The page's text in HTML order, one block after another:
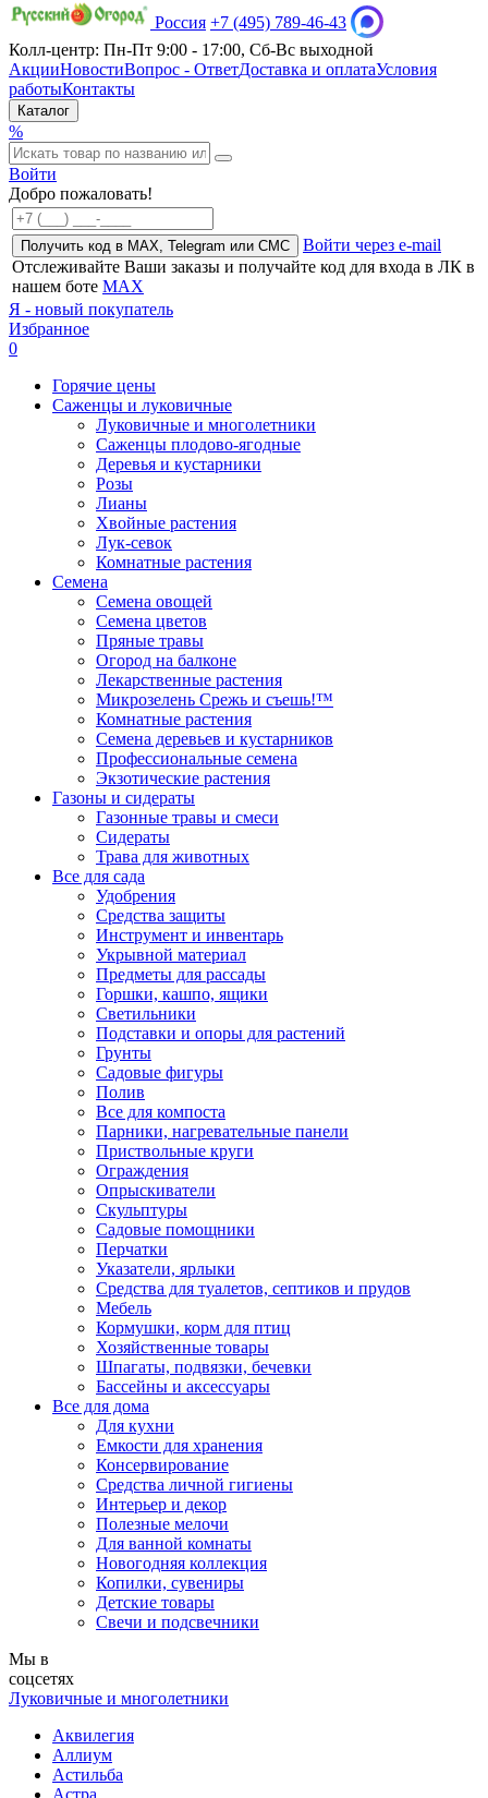
Россия +7 (495) 789-46-43
Колл-центр: Пн-Пт 9:00 - 17:00, Сб-Вс выходной
АкцииНовостиВопрос - ОтветДоставка и оплатаУсловия
работыКонтакты
Каталог
%
Войти
Добро пожаловать!
Получить код в MAX, Telegram или СМС
Войти через e-mail
Отслеживайте Ваши заказы и получайте код для входа в ЛК в
нашем боте MAX
Я - новый покупатель
Избранное
0
Горячие цены
Саженцы и луковичные
Луковичные и многолетники
Саженцы плодово-ягодные
Деревья и кустарники
Розы
Лианы
Хвойные растения
Лук-севок
Комнатные растения
Семена
Семена овощей
Семена цветов
Пряные травы
Огород на балконе
Лекарственные растения
Микрозелень Срежь и съешь!™
Комнатные растения
Семена деревьев и кустарников
Профессиональные семена
Экзотические растения
Газоны и сидераты
Газонные травы и смеси
Сидераты
Трава для животных
Все для сада
Удобрения
Средства защиты
Инструмент и инвентарь
Укрывной материал
Предметы для рассады
Горшки, кашпо, ящики
Светильники
Подставки и опоры для растений
Грунты
Садовые фигуры
Полив
Все для компоста
Парники, нагревательные панели
Приствольные круги
Ограждения
Опрыскиватели
Скульптуры
Садовые помощники
Перчатки
Указатели, ярлыки
Средства для туалетов, септиков и прудов
Мебель
Кормушки, корм для птиц
Хозяйственные товары
Шпагаты, подвязки, бечевки
Бассейны и аксессуары
Все для дома
Для кухни
Емкости для хранения
Консервирование
Средства личной гигиены
Интерьер и декор
Полезные мелочи
Для ванной комнаты
Новогодняя коллекция
Копилки, сувениры
Детские товары
Свечи и подсвечники
Мы в
соцсетях
Луковичные и многолетники
Аквилегия
Аллиум
Астильба